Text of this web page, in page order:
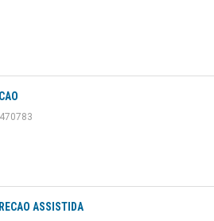
ASSISTIDA